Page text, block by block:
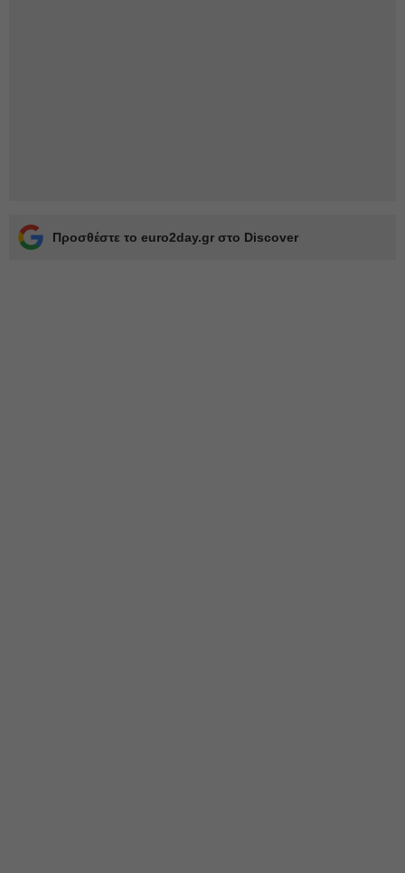
Προσθέστε το euro2day.gr στο Discover